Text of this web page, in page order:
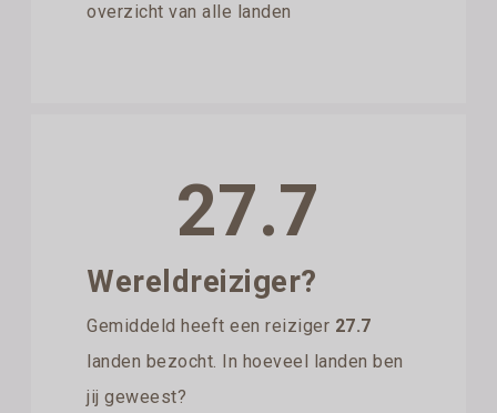
overzicht van alle landen
27.7
Wereldreiziger?
Gemiddeld heeft een reiziger 27.7
landen bezocht. In hoeveel landen ben
jij geweest?